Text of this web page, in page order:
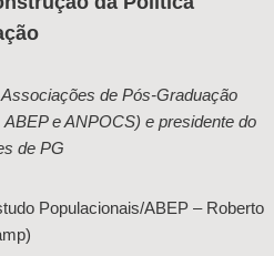
de Pós-Graduação
e ANPOCS) e presidente do
de PG
Populacionais/ABEP – Roberto